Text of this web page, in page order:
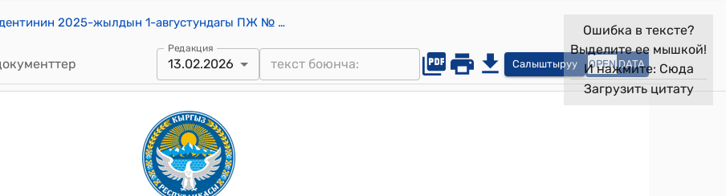
Кыргыз Республикасынын Президентинин 2025-жылдын 1-августундагы ПЖ № 227 "Кыргыз Республикасынын Президентинин мамлекеттик кызмат жана муниципалдык кызмат өтөө чөйрөсүндөгү айрым жарлыктарына өзгөртүүлөрдү киргизүү жөнүндө" Жарлыгы
Редакция
13.02.2026 Салыштыруу OPEN DATA
Ошибка в тексте?
Выделите ее мышкой!
И нажмите: Сюда
Загрузить цитату